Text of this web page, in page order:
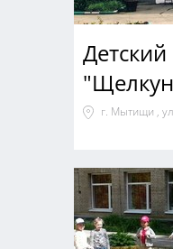
г. Мытищи ,